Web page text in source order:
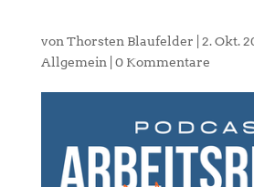
von Thorsten Blaufelder 2. Okt.
Allgemein
0 Kommentare